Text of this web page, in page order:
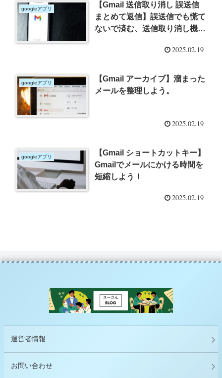
googleアプリ
【Gmail 送信取り消し 誤送信
まとめて返信】誤送信でも慌て
ないで済む、送信取り消し機
2025.02.19
googleアプリ
【Gmail アーカイブ】溜まった
メールを整理しよう。
2025.02.19
googleアプリ
【Gmail ショートカットキー】
Gmailでメールにかける時間を
短縮しよう！
2025.02.19
運営者情報
お問い合わせ